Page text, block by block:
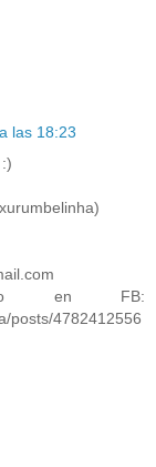
las 18:23
en FB:
posts/4782412556